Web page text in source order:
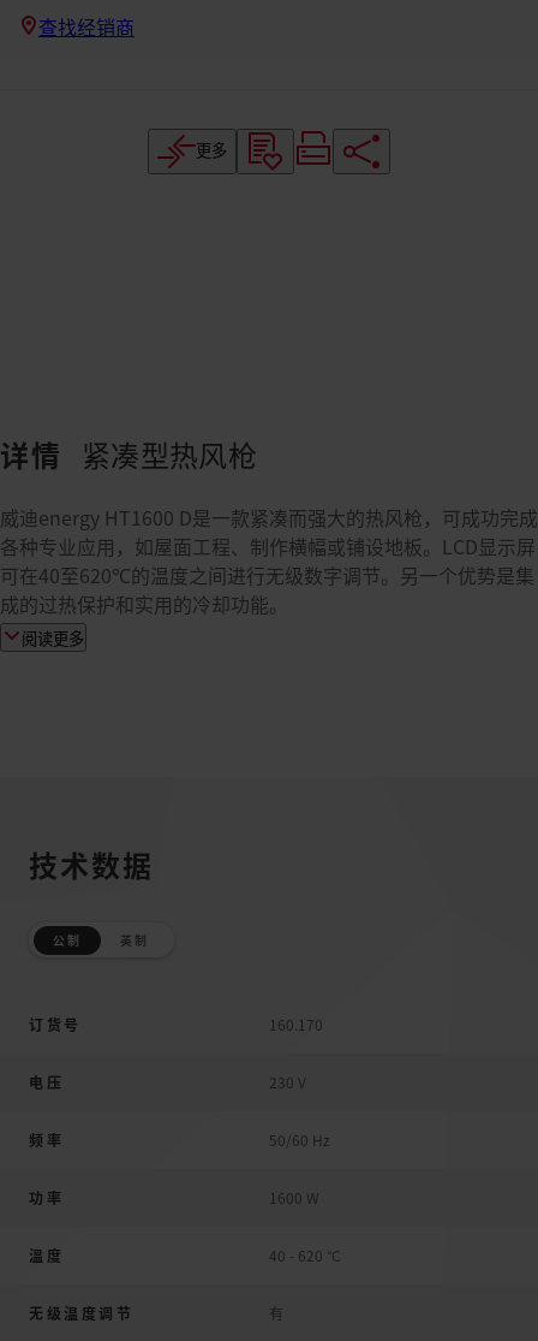
查找经销商
更多
详情 紧凑型热风枪
威迪energy HT1600 D是一款紧凑而强大的热风枪，可成功完成
各种专业应用，如屋面工程、制作横幅或铺设地板。LCD显示屏
可在40至620℃的温度之间进行无级数字调节。另一个优势是集
成的过热保护和实用的冷却功能。
阅读更多
技术数据
公制 英制
订货号 160.170
电压 230 V
频率 50/60 Hz
功率 1600 W
溫度 40 - 620 °C
无级温度调节 有